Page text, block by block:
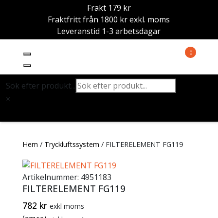
Frakt 179 kr
Fraktfritt från 1800 kr exkl. moms
Leveranstid 1-3 arbetsdagar
0
Sök efter produkt...
×
Hem / Tryckluftssystem / FILTERELEMENT FG119
Artikelnummer: 4951183
FILTERELEMENT FG119
782 kr exkl moms